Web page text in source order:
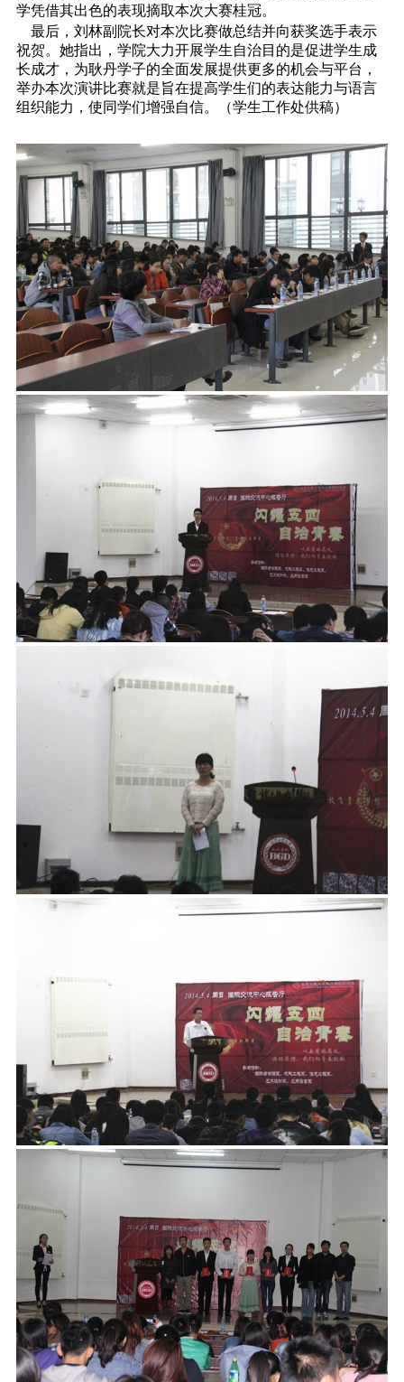
学凭借其出色的表现摘取本次大赛桂冠。
最后，刘林副院长对本次比赛做总结并向获奖选手表示
祝贺。她指出，学院大力开展学生自治目的是促进学生成
长成才，为耿丹学子的全面发展提供更多的机会与平台，
举办本次演讲比赛就是旨在提高学生们的表达能力与语言
组织能力，使同学们增强自信。（学生工作处供稿）